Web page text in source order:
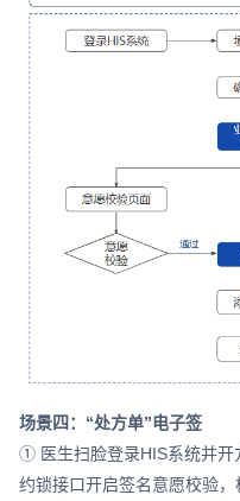
场景四：“处方单”电子签
① 医生扫脸登录HIS系统并开
约锁接口开启签名意愿校验